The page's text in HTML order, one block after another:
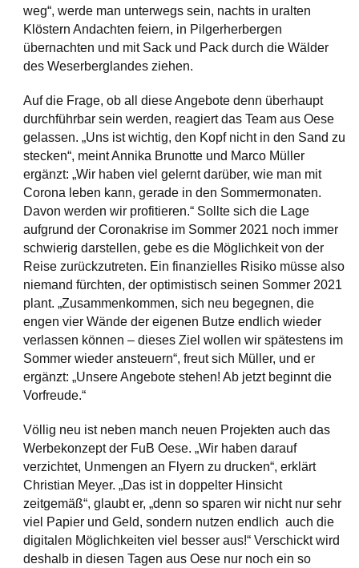
weg“, werde man unterwegs sein, nachts in uralten
Klöstern Andachten feiern, in Pilgerherbergen
übernachten und mit Sack und Pack durch die Wälder
des Weserberglandes ziehen.
Auf die Frage, ob all diese Angebote denn überhaupt
durchführbar sein werden, reagiert das Team aus Oese
gelassen. „Uns ist wichtig, den Kopf nicht in den Sand zu
stecken“, meint Annika Brunotte und Marco Müller
ergänzt: „Wir haben viel gelernt darüber, wie man mit
Corona leben kann, gerade in den Sommermonaten.
Davon werden wir profitieren.“ Sollte sich die Lage
aufgrund der Coronakrise im Sommer 2021 noch immer
schwierig darstellen, gebe es die Möglichkeit von der
Reise zurückzutreten. Ein finanzielles Risiko müsse also
niemand fürchten, der optimistisch seinen Sommer 2021
plant. „Zusammenkommen, sich neu begegnen, die
engen vier Wände der eigenen Butze endlich wieder
verlassen können – dieses Ziel wollen wir spätestens im
Sommer wieder ansteuern“, freut sich Müller, und er
ergänzt: „Unsere Angebote stehen! Ab jetzt beginnt die
Vorfreude.“
Völlig neu ist neben manch neuen Projekten auch das
Werbekonzept der FuB Oese. „Wir haben darauf
verzichtet, Unmengen an Flyern zu drucken“, erklärt
Christian Meyer. „Das ist in doppelter Hinsicht
zeitgemäß“, glaubt er, „denn so sparen wir nicht nur sehr
viel Papier und Geld, sondern nutzen endlich auch die
digitalen Möglichkeiten viel besser aus!“ Verschickt wird
deshalb in diesen Tagen aus Oese nur noch ein so